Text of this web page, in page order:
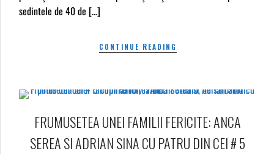
sedintele de 40 de […]
CONTINUE READING
FRUMUSETEA UNEI FAMILII FERICITE: ANCA
SEREA SI ADRIAN SINA CU PATRU DIN CEI # 5